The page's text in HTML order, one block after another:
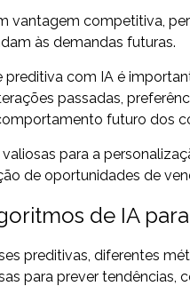
vantagem competitiva,
às demandas futuras.
preditiva com IA é
passadas,
futuro dos
para a
de oportunidades de
de IA
preditivas, diferentes
para prever